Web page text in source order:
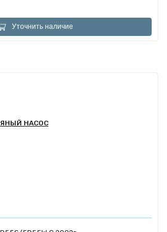
Уточнить наличие
НАСОС